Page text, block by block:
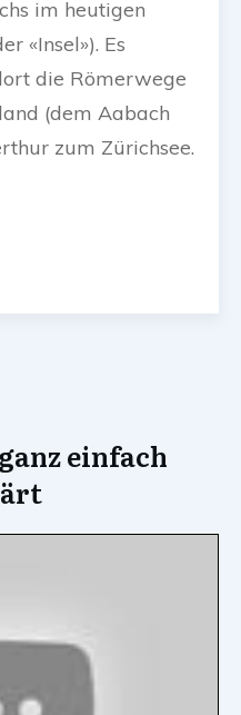
im heutigen
«Insel»). Es
die Römerwege
(dem Aabach
zum Zürichsee.
einfach